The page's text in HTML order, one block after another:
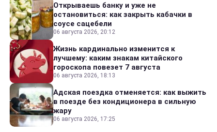
Открываешь банку и уже не
остановиться: как закрыть кабачки в
соусе сацебели
06 августа 2026, 20:12
Жизнь кардинально изменится к
лучшему: каким знакам китайского
гороскопа повезет 7 августа
06 августа 2026, 18:13
Адская поездка отменяется: как выжить
в поезде без кондиционера в сильную
жару
06 августа 2026, 17:25